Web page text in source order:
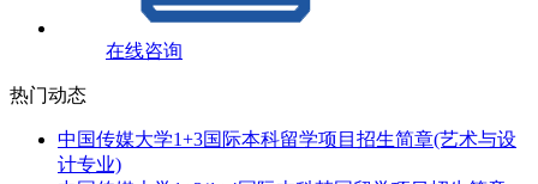
在线咨询
热门动态
中国传媒大学1+3国际本科留学项目招生简章(艺术与设
计专业)